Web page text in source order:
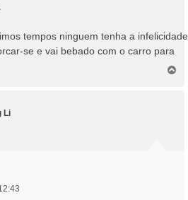
tempos ninguem tenha a infelicidade
se e vai bebado com o carro para
Li